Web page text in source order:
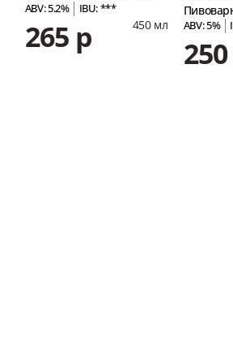
ABV: 5.2% IBU: ***
265 р 450 мл ABV: 5%